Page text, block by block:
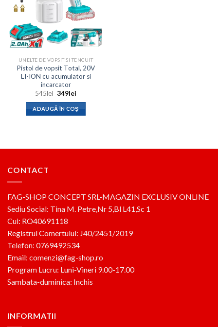
UNELTE DE VOPSIT SI TENCUIT
Pistol de vopsit Total, 20V
LI-ION cu acumulator si
incarcator
545lei Prețul
a
fost:
545lei.
349leiPrețul
este:
349lei.
ADAUGĂ ÎN COȘ
CONTACT
FAG-SHOP CONCEPT SRL-MAGAZIN EXCLUSIV ONLINE
Sediu Social: Tina M. Petre,Nr 5,Bl L41,Sc 1
Cui: RO40691118
Registrul Comertului: J40/2451/2019
Telefon: 0769492534
Email: comenzi@fag-shop.ro
Program Lucru: Luni-Vineri 9.00-17.00
Sambata-duminica: Inchis
INFORMATII